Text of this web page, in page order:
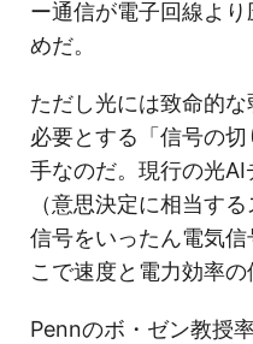
ー通信が電子回線よ
めだ。
ただし光には致命的
必要とする「信号の
手なのだ。現行の光
（意思決定に相当す
信号をいったん電気
こで速度と電力効率の
Pennのボ・ゼン教授